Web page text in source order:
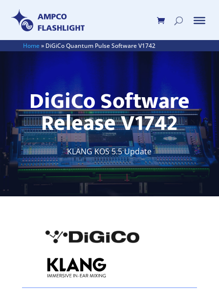
Home» DiGiCo Quantum Pulse Software V1742
DiGiCo Software
Release V1742
KLANG KOS 5.5 Update